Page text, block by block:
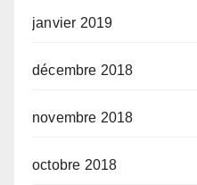
janvier 2019
décembre 2018
novembre 2018
octobre 2018